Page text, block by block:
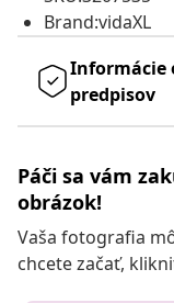
Brand:vidaXL
Informácie
predpisov
Páči sa vám
obrázok!
Vaša fotografia
chcete začať,